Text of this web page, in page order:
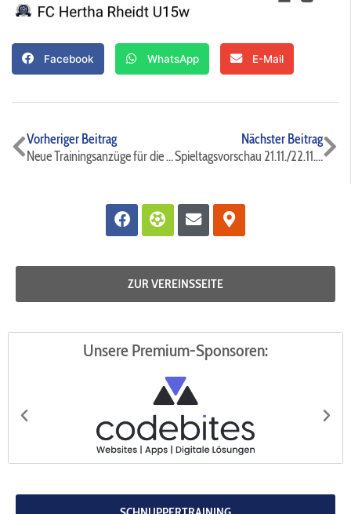
Facebook WhatsApp E-Mail
Zurück
Vorheriger Beitrag
Neue Trainingsanzüge für die E3 des FC Hertha Rheidt
Nächster Beitrag
Spieltagsvorschau 21.11./22.11. + 25.11. Pokal C-Juniorinnen⚫️🔵⚽️
Facebook
FutbolEnvelope
Map-
marker-
alt
ZUR VEREINSSEITE
Unsere Premium-Sponsoren: